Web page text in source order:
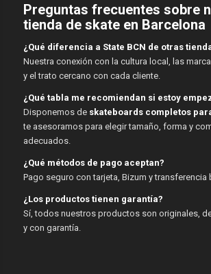
Preguntas frecuentes sobre
tienda de skate en Barcelona
¿Qué diferencia a State BCN de otras
Nuestra conexión con la cultura local, las
y el trato cercano con cada cliente.
¿Qué tabla me recomiendan si estoy
Disponemos de skateboards completos
te asesoramos para elegir tamaño, forma y
adecuados.
¿Qué métodos de pago aceptan?
Pago seguro con tarjeta, Bizum y transferencia
¿Los productos tienen garantía?
Sí, todos nuestros productos son originales,
y con garantía.